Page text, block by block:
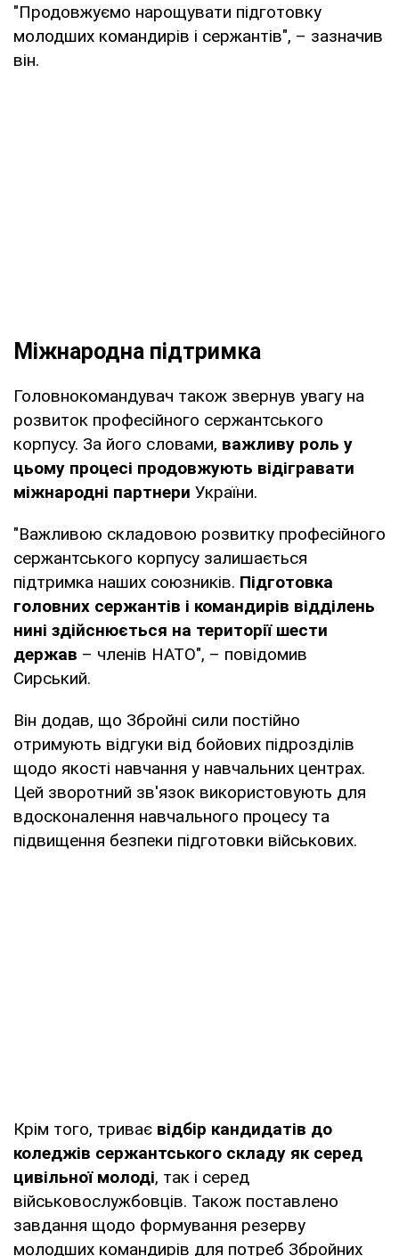
"Продовжуємо нарощувати підготовку
молодших командирів і сержантів", – зазначив
він.
Міжнародна підтримка
Головнокомандувач також звернув увагу на
розвиток професійного сержантського
корпусу. За його словами, важливу роль у
цьому процесі продовжують відігравати
міжнародні партнери України.
"Важливою складовою розвитку професійного
сержантського корпусу залишається
підтримка наших союзників. Підготовка
головних сержантів і командирів відділень
нині здійснюється на території шести
держав – членів НАТО", – повідомив
Сирський.
Він додав, що Збройні сили постійно
отримують відгуки від бойових підрозділів
щодо якості навчання у навчальних центрах.
Цей зворотний зв'язок використовують для
вдосконалення навчального процесу та
підвищення безпеки підготовки військових.
Крім того, триває відбір кандидатів до
коледжів сержантського складу як серед
цивільної молоді, так і серед
військовослужбовців. Також поставлено
завдання щодо формування резерву
молодших командирів для потреб Збройних